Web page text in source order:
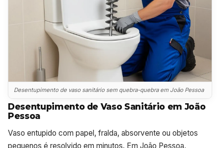
Desentupimento de vaso sanitário sem quebra-quebra em João Pessoa
Desentupimento de Vaso Sanitário em João
Pessoa
Vaso entupido com papel, fralda, absorvente ou objetos
pequenos é resolvido em minutos. Em João Pessoa,